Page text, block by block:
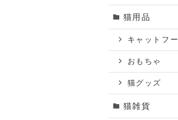
猫用品
キャットフ
おもちゃ
猫グッズ
猫雑貨